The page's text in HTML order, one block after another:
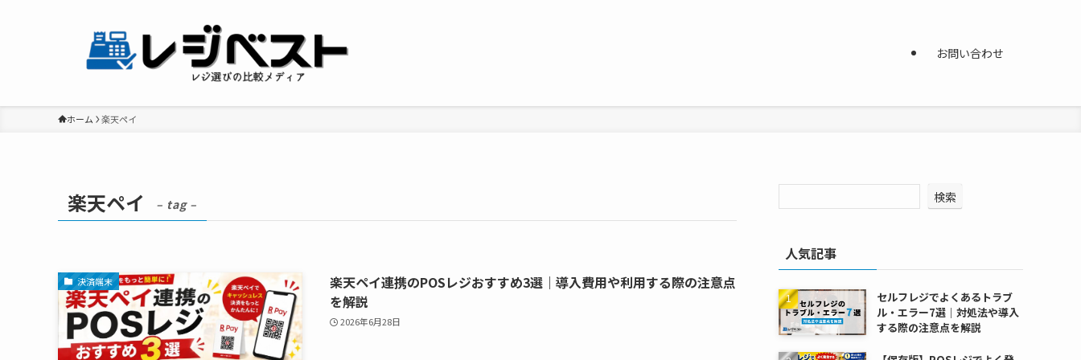
お問い合わせ
ホーム 楽天ペイ
楽天ペイ – tag –
決済端末
楽天ペイ連携のPOSレジおすすめ3選｜導入費用や利用する際の注意点
を解説
2026年6月28日
検索
人気記事
セルフレジでよくあるトラブ
ル・エラー7選｜対処法や導入
する際の注意点を解説